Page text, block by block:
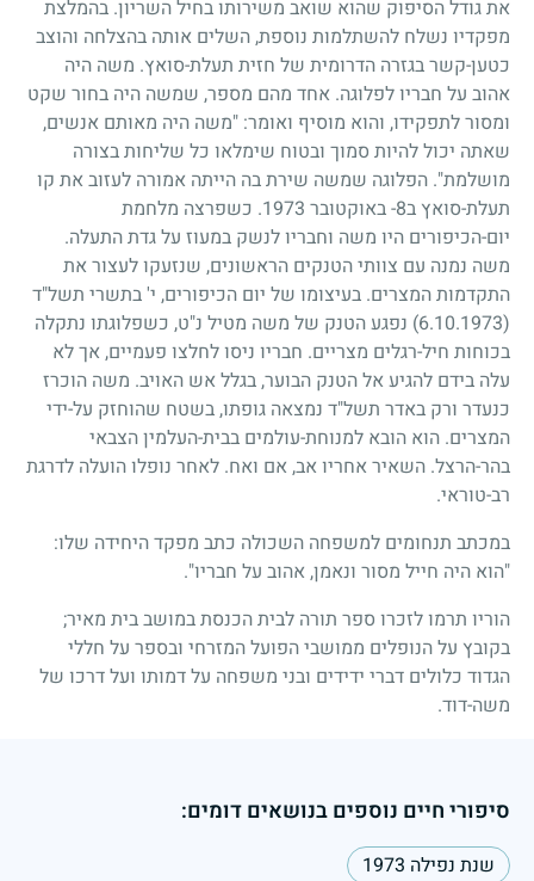
את גודל הסיפוק שהוא שואב משירותו בחיל השריון. בהמלצת
מפקדיו נשלח להשתלמות נוספת, השלים אותה בהצלחה והוצב
כטען-קשר בגזרה הדרומית של חזית תעלת-סואץ. משה היה
אהוב על חבריו לפלוגה. אחד מהם מספר, שמשה היה בחור שקט
ומסור לתפקידו, והוא מוסיף ואומר: "משה היה מאותם אנשים,
שאתה יכול להיות סמוך ובטוח שימלאו כל שליחות בצורה
מושלמת". הפלוגה שמשה שירת בה הייתה אמורה לעזוב את קו
תעלת-סואץ ב8- באוקטובר 1973. כשפרצה מלחמת
יום-הכיפורים היו משה וחבריו לנשק במעוז על גדת התעלה.
משה נמנה עם צוותי הטנקים הראשונים, שנזעקו לעצור את
התקדמות המצרים. בעיצומו של יום הכיפורים, י' בתשרי תשל"ד
(6.10.1973)
נפגע הטנק של משה מטיל נ"ט, כשפלוגתו נתקלה
בכוחות חיל-רגלים מצריים. חבריו ניסו לחלצו פעמיים, אך לא
עלה בידם להגיע אל הטנק הבוער, בגלל אש האויב. משה הוכרז
כנעדר ורק באדר תשל"ד נמצאה גופתו, בשטח שהוחזק על-ידי
המצרים. הוא הובא למנוחת-עולמים בבית-העלמין הצבאי
בהר-הרצל. השאיר אחריו אב, אם ואח. לאחר נופלו הועלה לדרגת
רב-טוראי.
במכתב תנחומים למשפחה השכולה כתב מפקד היחידה שלו:
"הוא היה חייל מסור ונאמן, אהוב על חבריו".
הוריו תרמו לזכרו ספר תורה לבית הכנסת במושב בית מאיר;
בקובץ על הנופלים ממושבי הפועל המזרחי ובספר על חללי
הגדוד כלולים דברי ידידים ובני משפחה על דמותו ועל דרכו של
משה-דוד.
סיפורי חיים נוספים בנושאים דומים:
שנת נפילה 1973